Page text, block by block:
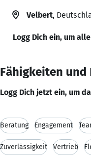
Velbert,
Logg Dich ein, um
Fähigkeiten und
Logg Dich jetzt ein, um
Beratung Engagement
Zuverlässigkeit Vertrieb